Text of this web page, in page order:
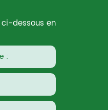
dessous en